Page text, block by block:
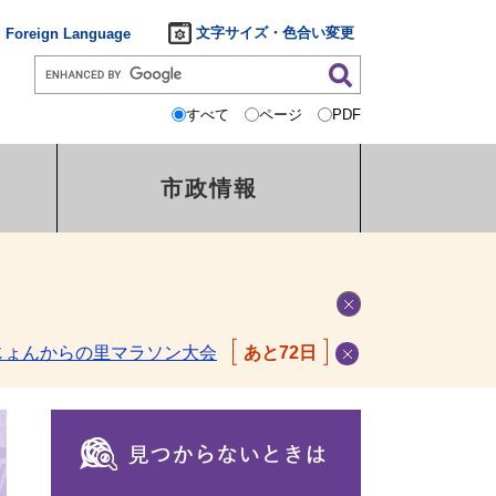
Foreign Language 文字サイズ・色合い変更
すべて ページ PDF
市政情報
んからの里マラソン大会 あと72日